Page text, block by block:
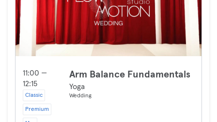
11:00 —
12:15
Classic
Premium
Arm Balance Fundamentals
Yoga
Wedding